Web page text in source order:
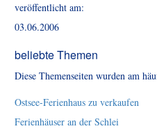
veröffentlicht am:
03.06.2006
beliebte Themen
Diese Themenseiten wurden am
Ostsee-Ferienhaus zu verkaufen
Ferienhäuser an der Schlei